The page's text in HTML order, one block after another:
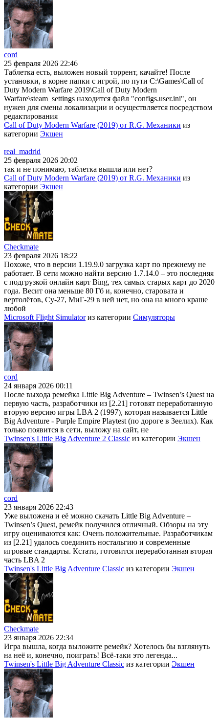
cord
25 февраля 2026 22:46
Таблетка есть, выложен новый торрент, качайте! После
установки, в корне папки с игрой, по пути C:\Games\Call of
Duty Modern Warfare 2019\Call of Duty Modern
Warfare\steam_settings находится файл "configs.user.ini", он
нужен для смены локализации и осуществляется посредством
редактирования
Call of Duty Modern Warfare (2019) от R.G. Механики из
категории Экшен
real_madrid
25 февраля 2026 20:02
так и не понимаю, таблетка вышла или нет?
Call of Duty Modern Warfare (2019) от R.G. Механики из
категории Экшен
Checkmate
23 февраля 2026 18:22
Похоже, что в версии 1.19.9.0 загрузка карт по прежнему не
работает. В сети можно найти версию 1.7.14.0 – это последняя
с подгрузкой онлайн карт Bing, тех самых старых карт до 2020
года. Весит она меньше 80 Гб и, конечно, старовата и
вертолётов, Су-27, МиГ-29 в ней нет, но она на много краше
любой
Microsoft Flight Simulatorиз категории Симуляторы
cord
24 января 2026 00:11
После выхода ремейка Little Big Adventure – Twinsen’s Quest на
первую часть, разработчики из [2.21] готовят переработанную
вторую версию игры LBA 2 (1997), которая называется Little
Big Adventure - Purple Empire Playtest (по дороге в Зеелих). Как
только появится в сети, выложу на сайт, не
Twinsen's Little Big Adventure 2 Classic из категории Экшен
cord
23 января 2026 22:43
Уже выложена и её можно скачать Little Big Adventure –
Twinsen’s Quest, ремейк получился отличный. Обзоры на эту
игру оцениваются как: Очень положительные. Разработчикам
из [2.21] удалось соединить ностальгию и современные
игровые стандарты. Кстати, готовится переработанная вторая
часть LBA 2
Twinsen's Little Big Adventure Classic из категории Экшен
Checkmate
23 января 2026 22:34
Игра вышла, когда выложите ремейк? Хотелось бы взглянуть
на неё и, конечно, поиграть! Всё-таки это легенда...
Twinsen's Little Big Adventure Classic из категории Экшен